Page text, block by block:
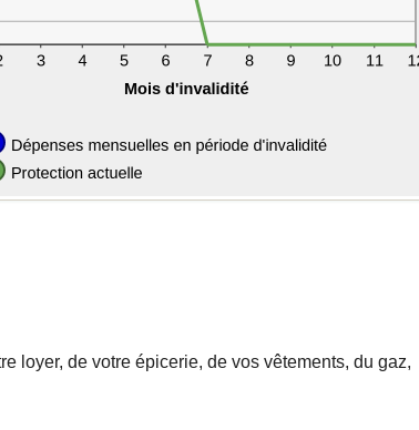
loyer, de votre épicerie, de vos vêtements, du gaz,